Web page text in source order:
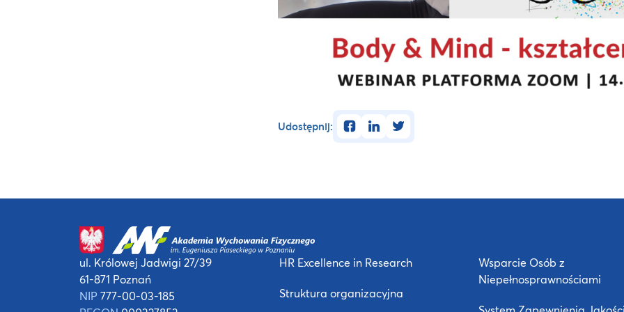
Udostępnij: facebooklinkedintwitter
ul. Królowej Jadwigi 27/39
61-871 Poznań
NIP 777-00-03-185
HR Excellence in Research
Struktura organizacyjna
Wsparcie Osób z
Niepełnosprawnościami